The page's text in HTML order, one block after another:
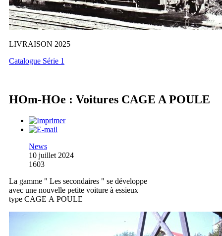
LIVRAISON 2025
Catalogue Série 1
HOm-HOe : Voitures CAGE A POULE
News
10 juillet 2024
1603
La gamme " Les secondaires " se développe
avec une nouvelle petite voiture à essieux
type CAGE A POULE